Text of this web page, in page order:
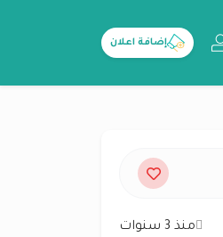
إضافة اعلان
منذ 3 سنوات